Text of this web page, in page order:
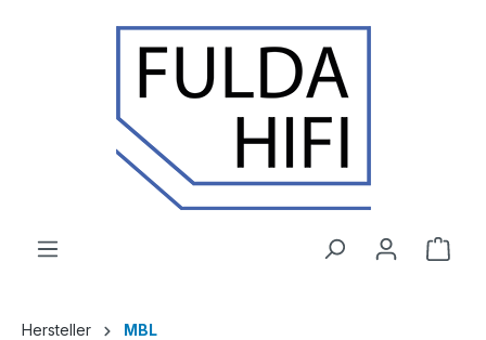
Zum Hauptinhalt springen
Hersteller MBL